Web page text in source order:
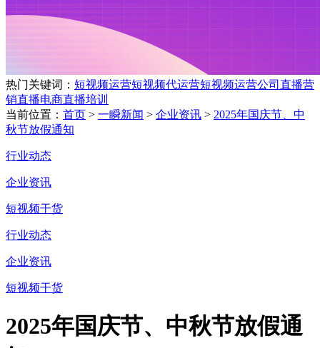
热门关键词： 短视频运营短视频代运营短视频运营公司 直播营
销直播电商直播培训
当前位置： 首页 > 一瞬新闻 > 企业资讯 > 2025年国庆节、中
秋节放假通知
行业动态
企业资讯
短视频干货
行业动态
企业资讯
短视频干货
2025年国庆节、中秋节放假通